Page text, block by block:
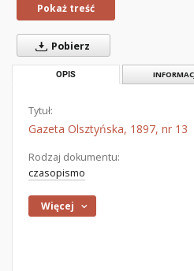
Pokaż treść
Pobierz
OPIS
Tytuł:
Gazeta Olsztyńska, 1897, nr 13
Rodzaj dokumentu:
czasopismo
Więcej